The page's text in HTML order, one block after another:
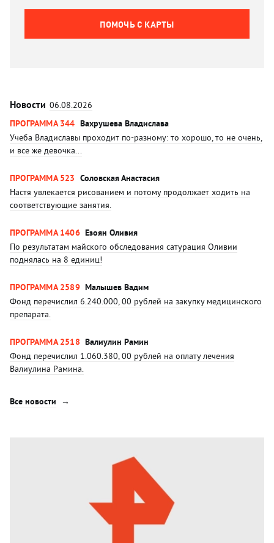
ПОМОЧЬ C КАРТЫ
Новости 06.08.2026
ПРОГРАММА 344 Вахрушева Владислава
Учеба Владиславы проходит по-разному: то хорошо, то не очень,
и все же девочка...
ПРОГРАММА 523 Соловская Анастасия
Настя увлекается рисованием и потому продолжает ходить на
соответствующие занятия.
ПРОГРАММА 1406 Езоян Оливия
По результатам майского обследования сатурация Оливии
поднялась на 8 единиц!
ПРОГРАММА 2589 Малышев Вадим
Фонд перечислил 6.240.000, 00 рублей на закупку медицинского
препарата.
ПРОГРАММА 2518 Валиулин Рамин
Фонд перечислил 1.060.380, 00 рублей на оплату лечения
Валиулина Рамина.
Все новости